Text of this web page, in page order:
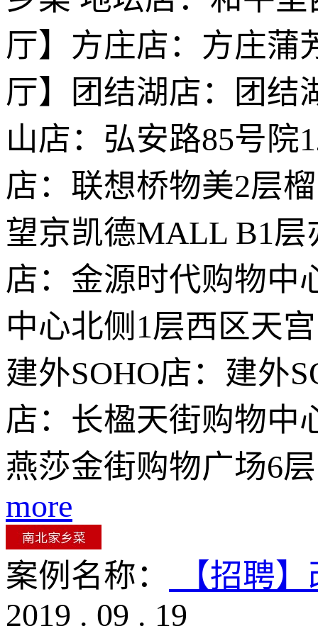
厅】方庄店：方庄蒲
厅】团结湖店：团结
山店：弘安路85号
店：联想桥物美2层
望京凯德MALL B1
店：金源时代购物中
中心北侧1层西区天
建外SOHO店：建外
店：长楹天街购物中
燕莎金街购物广场6层
more
案例名称：
【招聘
2019 . 09 . 19